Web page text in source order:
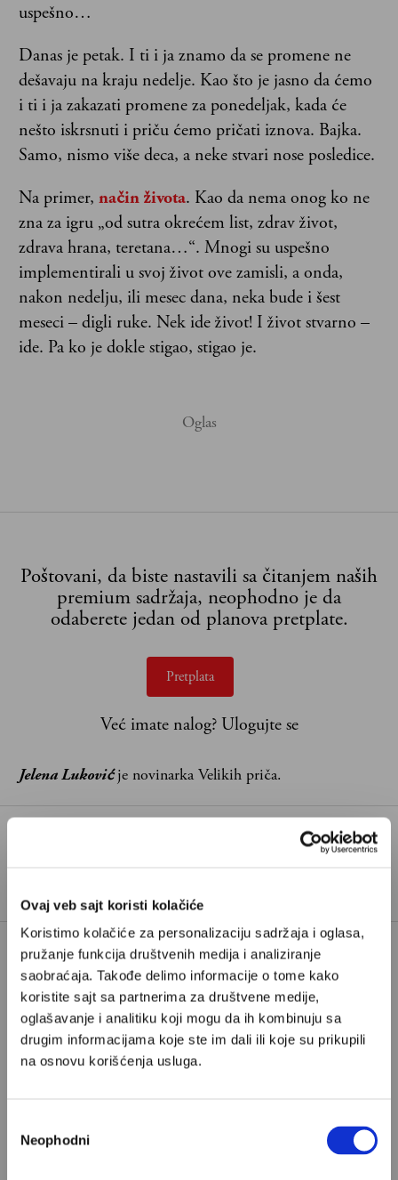
Ovaj veb sajt koristi kolačiće
Koristimo kolačiće za personalizaciju sadržaja i oglasa,
pružanje funkcija društvenih medija i analiziranje
saobraćaja. Takođe delimo informacije o tome kako
koristite sajt sa partnerima za društvene medije,
oglašavanje i analitiku koji mogu da ih kombinuju sa
drugim informacijama koje ste im dali ili koje su prikupili
na osnovu korišćenja usluga.
сагласности
Neophodni
uspešno…
Danas je petak. I ti i ja znamo da se promene ne
dešavaju na kraju nedelje. Kao što je jasno da ćemo
i ti i ja zakazati promene za ponedeljak, kada će
nešto iskrsnuti i priču ćemo pričati iznova. Bajka.
Samo, nismo više deca, a neke stvari nose posledice.
Na primer, način života. Kao da nema onog ko ne
zna za igru „od sutra okrećem list, zdrav život,
zdrava hrana, teretana…“. Mnogi su uspešno
implementirali u svoj život ove zamisli, a onda,
nakon nedelju, ili mesec dana, neka bude i šest
meseci – digli ruke. Nek ide život! I život stvarno –
ide. Pa ko je dokle stigao, stigao je.
Poštovani, da biste nastavili sa čitanjem naših
premium sadržaja, neophodno je da
odaberete jedan od planova pretplate.
Pretplata
Već imate nalog? Ulogujte se
Jelena Lukovićje novinarka Velikih priča.
POPULARNO
Ivan Lalić: Ovo je moja lista 10